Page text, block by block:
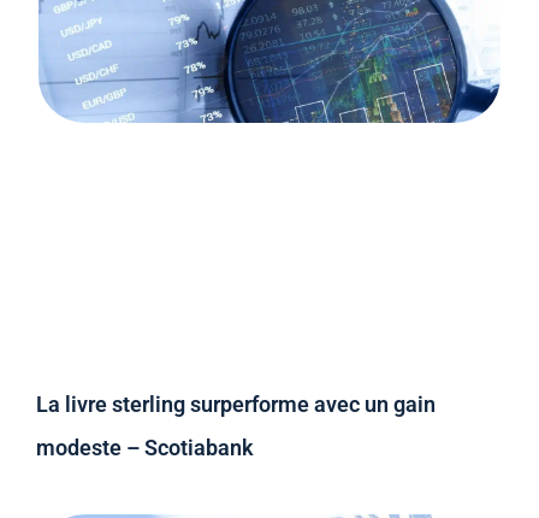
La livre sterling surperforme avec un gain
modeste – Scotiabank